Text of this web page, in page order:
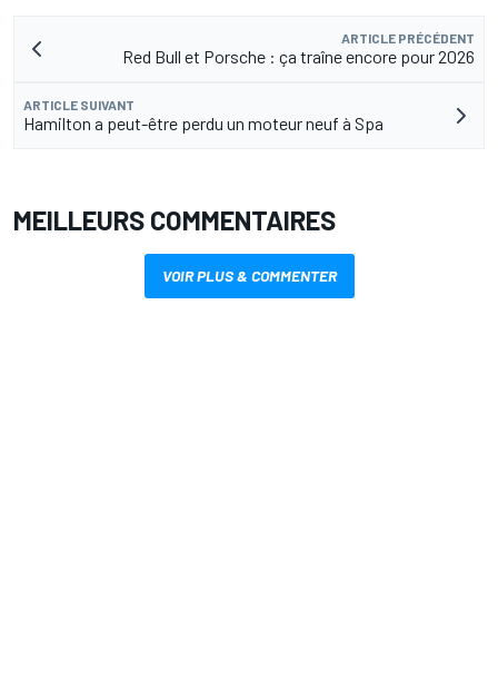
ARTICLE PRÉCÉDENT
Red Bull et Porsche : ça traîne encore pour 2026
ARTICLE SUIVANT
Hamilton a peut-être perdu un moteur neuf à Spa
MEILLEURS COMMENTAIRES
VOIR PLUS & COMMENTER